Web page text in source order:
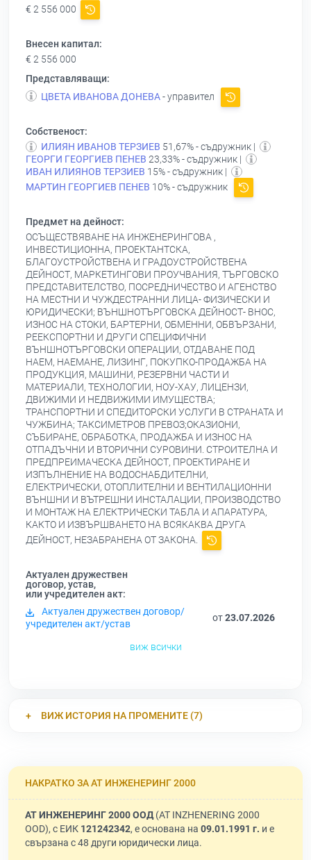
€ 2 556 000
Внесен капитал:
€ 2 556 000
Представляващи:
ЦВЕТА ИВАНОВА ДОНЕВА- управител
Собственост:
ИЛИЯН ИВАНОВ ТЕРЗИЕВ 51,67% - съдружник |
ГЕОРГИ ГЕОРГИЕВ ПЕНЕВ 23,33% - съдружник |
ИВАН ИЛИЯНОВ ТЕРЗИЕВ 15% - съдружник |
МАРТИН ГЕОРГИЕВ ПЕНЕВ 10% - съдружник
Предмет на дейност:
ОСЪЩЕСТВЯВАНЕ НА ИНЖЕНЕРИНГОВА ,
ИНВЕСТИЦИОННА, ПРОЕКТАНТСКА,
БЛАГОУСТРОЙСТВЕНА И ГРАДОУСТРОЙСТВЕНА
ДЕЙНОСТ, МАРКЕТИНГОВИ ПРОУЧВАНИЯ, ТЪРГОВСКО
ПРЕДСТАВИТЕЛСТВО, ПОСРЕДНИЧЕСТВО И АГЕНСТВО
НА МЕСТНИ И ЧУЖДЕСТРАННИ ЛИЦА- ФИЗИЧЕСКИ И
ЮРИДИЧЕСКИ; ВЪНШНОТЪРГОВСКА ДЕЙНОСТ- ВНОС,
ИЗНОС НА СТОКИ, БАРТЕРНИ, ОБМЕННИ, ОБВЪРЗАНИ,
РЕЕКСПОРТНИ И ДРУГИ СПЕЦИФИЧНИ
ВЪНШНОТЪРГОВСКИ ОПЕРАЦИИ, ОТДАВАНЕ ПОД
НАЕМ, НАЕМАНЕ, ЛИЗИНГ, ПОКУПКО-ПРОДАЖБА НА
ПРОДУКЦИЯ, МАШИНИ, РЕЗЕРВНИ ЧАСТИ И
МАТЕРИАЛИ, ТЕХНОЛОГИИ, НОУ-ХАУ, ЛИЦЕНЗИ,
ДВИЖИМИ И НЕДВИЖИМИ ИМУЩЕСТВА;
ТРАНСПОРТНИ И СПЕДИТОРСКИ УСЛУГИ В СТРАНАТА И
ЧУЖБИНА; ТАКСИМЕТРОВ ПРЕВОЗ;ОКАЗИОНИ,
СЪБИРАНЕ, ОБРАБОТКА, ПРОДАЖБА И ИЗНОС НА
ОТПАДЪЧНИ И ВТОРИЧНИ СУРОВИНИ. СТРОИТЕЛНА И
ПРЕДПРЕИМАЧЕСКА ДЕЙНОСТ, ПРОЕКТИРАНЕ И
ИЗПЪЛНЕНИЕ НА ВОДОСНАБДИТЕЛНИ,
ЕЛЕКТРИЧЕСКИ, ОТОПЛИТЕЛНИ И ВЕНТИЛАЦИОННИ
ВЪНШНИ И ВЪТРЕШНИ ИНСТАЛАЦИИ, ПРОИЗВОДСТВО
И МОНТАЖ НА ЕЛЕКТРИЧЕСКИ ТАБЛА И АПАРАТУРА,
КАКТО И ИЗВЪРШВАНЕТО НА ВСЯКАКВА ДРУГА
ДЕЙНОСТ, НЕЗАБРАНЕНА ОТ ЗАКОНА.
Актуален дружествен
договор, устав,
или учредителен акт:
Актуален дружествен договор/
учредителен акт/устав
от23.07.2026
виж всички
ВИЖ ИСТОРИЯ НА ПРОМЕНИТЕ (7)
НАКРАТКО ЗА АТ ИНЖЕНЕРИНГ 2000
АТ ИНЖЕНЕРИНГ 2000 ООД(AT INZHENERING 2000
OOD), с ЕИК 121242342, е основана на 09.01.1991 г. и е
свързана с 48 други юридически лица.